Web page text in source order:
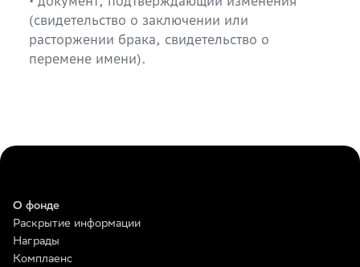
(свидетельство о заключении или
расторжении брака, свидетельство о
перемене имени).
О фонде
Раскрытие информации
Награды
Комплаенс